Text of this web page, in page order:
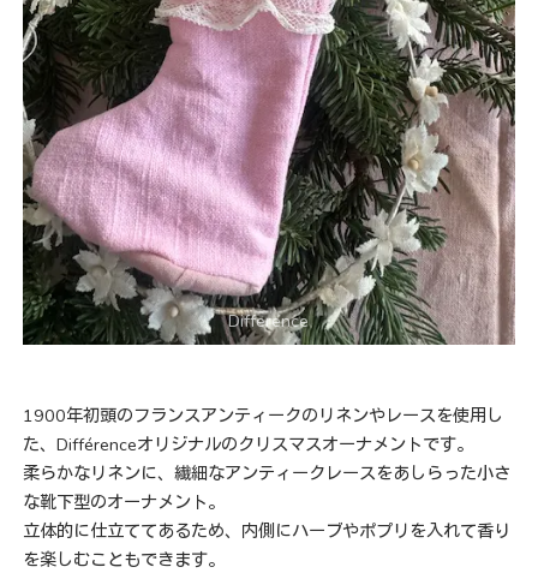
1900年初頭のフランスアンティークのリネンやレースを使用し
た、Différenceオリジナルのクリスマスオーナメントです。
柔らかなリネンに、繊細なアンティークレースをあしらった小さ
な靴下型のオーナメント。
立体的に仕立ててあるため、内側にハーブやポプリを入れて香り
を楽しむこともできます。